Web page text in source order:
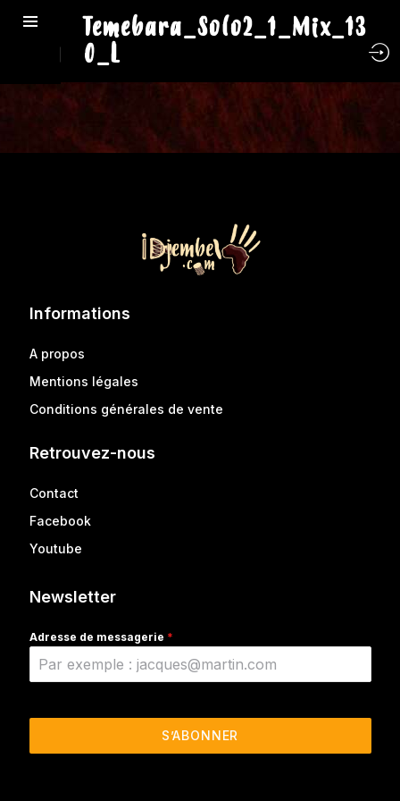
Temebara_Solo2_1_Mix_13
0_L
Informations
A propos
Mentions légales
Conditions générales de vente
Retrouvez-nous
Contact
Facebook
Youtube
Newsletter
Adresse de messagerie *
S’ABONNER